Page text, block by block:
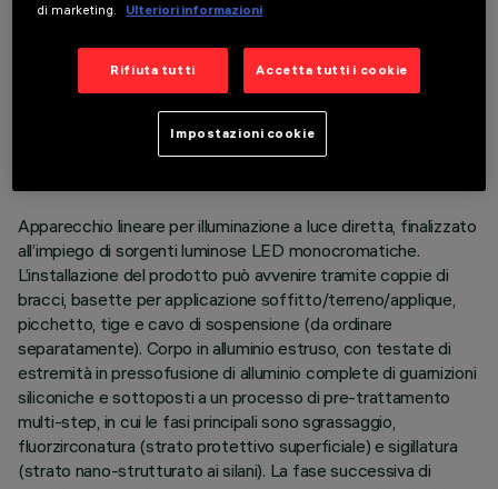
DATI TECNICI
ULTIMO AGGIORNAMENTO: 06/08/2026
Apparecchio lineare per illuminazione a luce diretta, finalizzato
all’impiego di sorgenti luminose LED monocromatiche.
L’installazione del prodotto può avvenire tramite coppie di
bracci, basette per applicazione soffitto/terreno/applique,
picchetto, tige e cavo di sospensione (da ordinare
separatamente). Corpo in alluminio estruso, con testate di
estremità in pressofusione di alluminio complete di guarnizioni
siliconiche e sottoposti a un processo di pre-trattamento
multi-step, in cui le fasi principali sono sgrassaggio,
fluorzirconatura (strato protettivo superficiale) e sigillatura
(strato nano-strutturato ai silani). La fase successiva di
di marketing.
Ulteriori informazioni
Rifiuta tutti Accetta tutti i cookie
Impostazioni cookie